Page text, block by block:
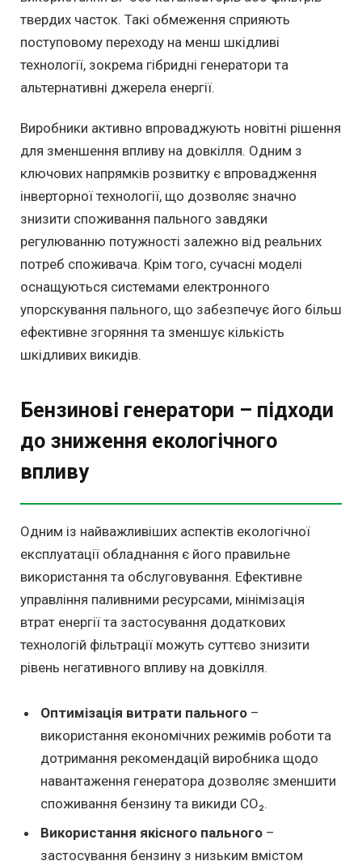
твердих часток. Такі обмеження сприяють
поступовому переходу на менш шкідливі
технології, зокрема гібридні генератори та
альтернативні джерела енергії.
Виробники активно впроваджують новітні рішення
для зменшення впливу на довкілля. Одним з
ключових напрямків розвитку є впровадження
інверторної технології, що дозволяє значно
знизити споживання пального завдяки
регулюванню потужності залежно від реальних
потреб споживача. Крім того, сучасні моделі
оснащуються системами електронного
упорскування пального, що забезпечує його більш
ефективне згоряння та зменшує кількість
шкідливих викидів.
Бензинові генератори – підходи
до зниження екологічного
впливу
Одним із найважливіших аспектів екологічної
експлуатації обладнання є його правильне
використання та обслуговування. Ефективне
управління паливними ресурсами, мінімізація
втрат енергії та застосування додаткових
технологій фільтрації можуть суттєво знизити
рівень негативного впливу на довкілля.
Оптимізація витрати пального –
використання економічних режимів роботи та
дотримання рекомендацій виробника щодо
навантаження генератора дозволяє зменшити
споживання бензину та викиди СО₂.
Використання якісного пального –
застосування бензину з низьким вмістом